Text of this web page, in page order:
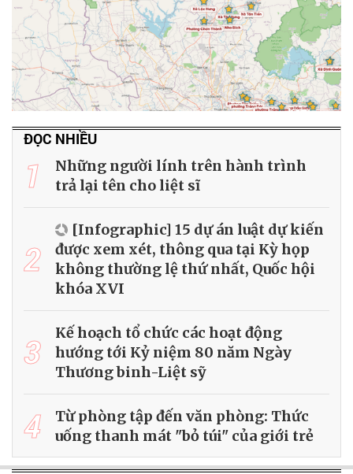
ĐỌC NHIỀU
1
Những người lính trên hành trình
trả lại tên cho liệt sĩ
2
[Infographic] 15 dự án luật dự kiến
được xem xét, thông qua tại Kỳ họp
không thường lệ thứ nhất, Quốc hội
khóa XVI
3
Kế hoạch tổ chức các hoạt động
hướng tới Kỷ niệm 80 năm Ngày
Thương binh-Liệt sỹ
4
Từ phòng tập đến văn phòng: Thức
uống thanh mát "bỏ túi" của giới trẻ